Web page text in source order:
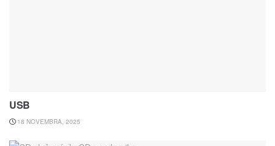
USB
18 NOVEMBRA, 2025